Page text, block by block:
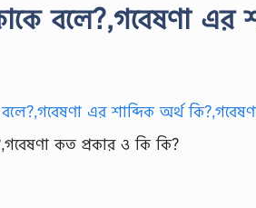
বলে?,গবেষণা এর
কত প্রকার ও কি কি?